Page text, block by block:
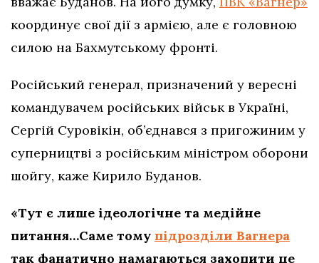
координує свої дії з армією, але є головною
силою на Бахмутському фронті.
Російський генерал, призначений у вересні
командувачем російських військ в Україні,
Сергій Суровікін, об’єднався з пригожиним у
суперництві з російським міністром оборони
шойгу, каже Кирило Буданов.
«Тут є лише ідеологічне та медійне
питання…Саме тому підрозділи Вагнера
так фанатично намагаються захопити це